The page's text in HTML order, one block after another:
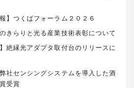
報】つくばフォーラム２０２６
きらりと光る産業技術表彰について
】絶縁光アダプタ取付台のリリースに
弊社センシングシステムを導入した酒
受賞